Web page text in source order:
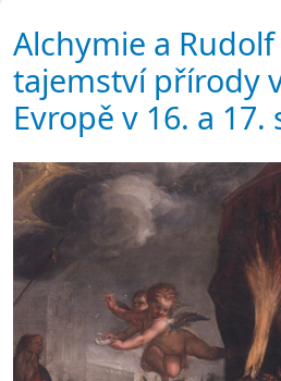
Alchymie a
tajemství přírody
Evropě v 16. a 17.